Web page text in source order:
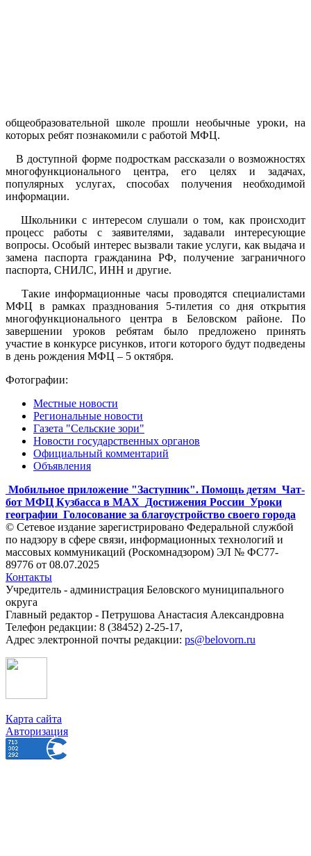
общеобразовательной школе прошли необычные уроки, на
которых ребят познакомили с работой МФЦ.
В доступной форме подросткам рассказали о возможностях
многофункционального центра, его целях и задачах,
популярных услугах, способах получения необходимой
информации.
Школьники с интересом слушали о том, как происходит
процесс работы с заявителями, задавали интересующие
вопросы. Особый интерес вызвали такие услуги, как выдача и
замена паспорта гражданина РФ, получение заграничного
паспорта, СНИЛС, ИНН и другие.
Такие информационные часы проводятся специалистами
МФЦ в рамках празднования 5-тилетия со дня открытия
многофункционального центра в Беловском районе. По
завершении уроков ребятам было предложено принять
участие в конкурсе рисунков, итоги которого будут подведены
в день рождения МФЦ – 5 октября.
Фотографии:
Местные новости
Региональные новости
Газета "Сельские зори"
Новости государственных органов
Официальный комментарий
Объявления
Мобильное приложение "Заступник". Помощь детям Чат-
бот МФЦ Кузбасса в MAX
Достижения России Уроки
географии Голосование за благоустройство своего города
© Сетевое издание зарегистрировано Федеральной службой
по надзору в сфере связи, информационных технологий и
массовых коммуникаций (Роскомнадзором) ЭЛ № ФС77-
89776 от 08.07.2025
Контакты
Учредитель - администрация Беловского муниципального
округа
Главный редактор - Петрушова Анастасия Александровна
Телефон редакции: 8 (38452) 2-25-17,
Адрес электронной почты редакции: ps@belovorn.ru
Карта сайта
Авторизация